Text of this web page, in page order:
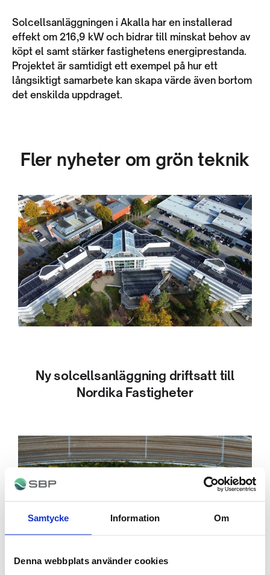
Samtycke Information Om
Denna webbplats använder cookies
Solcellsanläggningen i Akalla har en installerad
effekt om 216,9 kW och bidrar till minskat behov av
köpt el samt stärker fastighetens energiprestanda.
Projektet är samtidigt ett exempel på hur ett
långsiktigt samarbete kan skapa värde även bortom
det enskilda uppdraget.
Fler nyheter om grön teknik
Ny solcellsanläggning driftsatt till
Nordika Fastigheter